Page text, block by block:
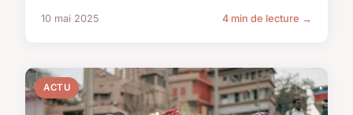
10 mai 2025 4 min de lecture →
ACTU